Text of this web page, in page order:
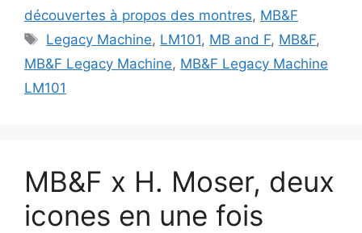
découvertes à propos des montres, MB&F
Étiquettes
Legacy Machine, LM101, MB and F, MB&F,
MB&F Legacy Machine, MB&F Legacy Machine
LM101
MB&F x H. Moser, deux
icones en une fois